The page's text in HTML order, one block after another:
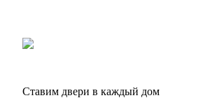
Ставим двери в каждый дом